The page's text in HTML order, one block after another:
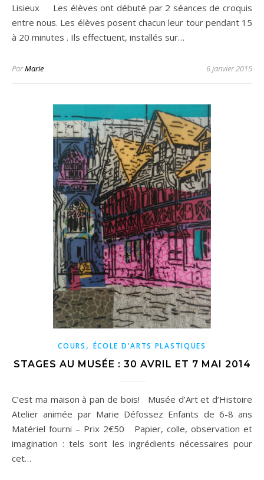
Lisieux Les élèves ont débuté par 2 séances de croquis
entre nous. Les élèves posent chacun leur tour pendant 15
à 20 minutes . Ils effectuent, installés sur…
ParMarie 6 janvier 2015
COURS , ÉCOLE D'ARTS PLASTIQUES
STAGES AU MUSÉE : 30 AVRIL ET 7 MAI 2014
C’est ma maison à pan de bois! Musée d’Art et d’Histoire
Atelier animée par Marie Défossez Enfants de 6-8 ans
Matériel fourni – Prix 2€50 Papier, colle, observation et
imagination : tels sont les ingrédients nécessaires pour
cet…